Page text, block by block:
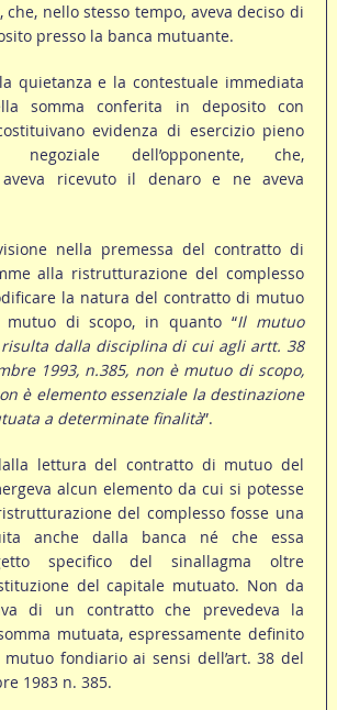
nello stesso tempo, aveva deciso di
presso la banca mutuante.
quietanza e la contestuale immediata
somma conferita in deposito con
evidenza di esercizio pieno
dell’opponente, che,
aveva ricevuto il denaro e ne aveva
nella premessa del contratto di
alla ristrutturazione del complesso
la natura del contratto di mutuo
di scopo, in quanto “Il mutuo
dalla disciplina di cui agli artt. 38
1993, n.385, non è mutuo di scopo,
è elemento essenziale la destinazione
a determinate finalità”.
lettura del contratto di mutuo del
alcun elemento da cui si potesse
del complesso fosse una
anche dalla banca né che essa
specifico del sinallagma oltre
del capitale mutuato. Non da
di un contratto che prevedeva la
mutuata, espressamente definito
mutuo fondiario ai sensi dell’art. 38 del
1983 n. 385.